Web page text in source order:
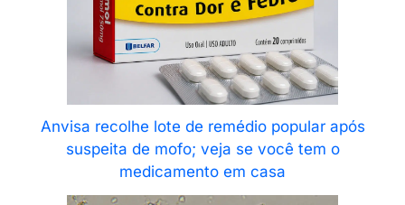
Anvisa recolhe lote de remédio popular após
suspeita de mofo; veja se você tem o
medicamento em casa